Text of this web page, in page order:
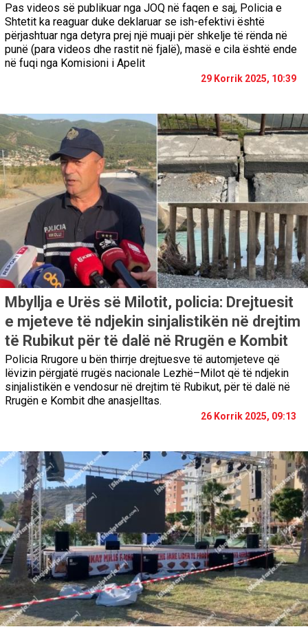
Pas videos së publikuar nga JOQ në faqen e saj, Policia e
Shtetit ka reaguar duke deklaruar se ish-efektivi është
përjashtuar nga detyra prej një muaji për shkelje të rënda në
punë (para videos dhe rastit në fjalë), masë e cila është ende
në fuqi nga Komisioni i Apelit
29 Korrik 2025, 10:39
Mbyllja e Urës së Milotit, policia: Drejtuesit
e mjeteve të ndjekin sinjalistikën në drejtim
të Rubikut për të dalë në Rrugën e Kombit
Policia Rrugore u bën thirrje drejtuesve të automjeteve që
lëvizin përgjatë rrugës nacionale Lezhë–Milot që të ndjekin
sinjalistikën e vendosur në drejtim të Rubikut, për të dalë në
Rrugën e Kombit dhe anasjelltas.
26 Korrik 2025, 09:13